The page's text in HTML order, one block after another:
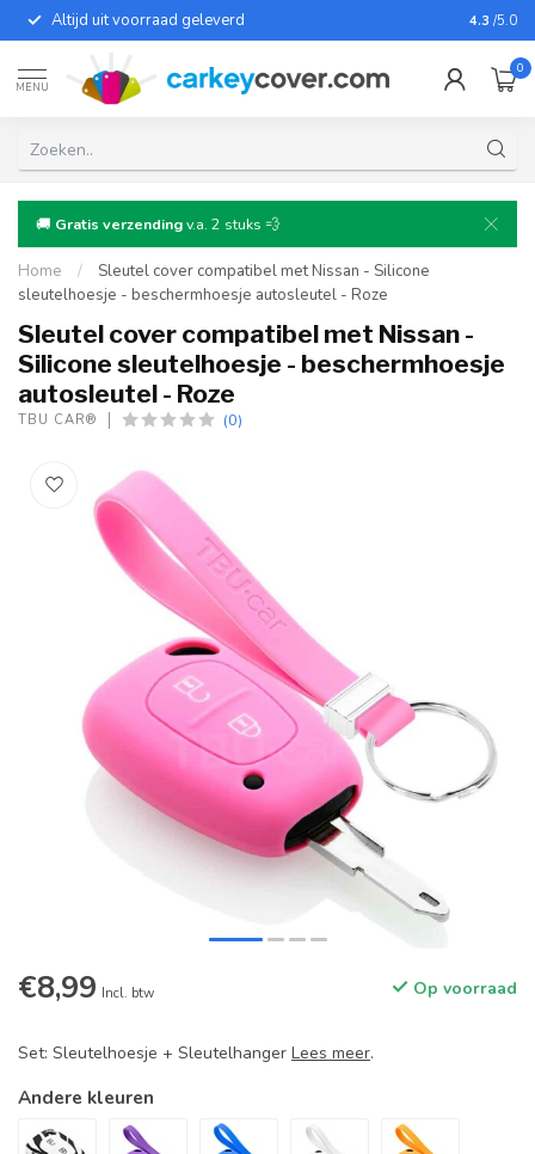
Altijd uit voorraad geleverd Voor
4.3 /5.0
MENU
0
🚚 Gratis verzendingv.a. 2 stuks 💨
Home /
Sleutel cover compatibel met Nissan - Silicone
sleutelhoesje - beschermhoesje autosleutel - Roze
Sleutel cover compatibel met Nissan -
Silicone sleutelhoesje - beschermhoesje
autosleutel - Roze
TBU CAR® (0)
€8,99 Incl. btw Op voorraad
Set: Sleutelhoesje + Sleutelhanger Lees meer.
Andere kleuren